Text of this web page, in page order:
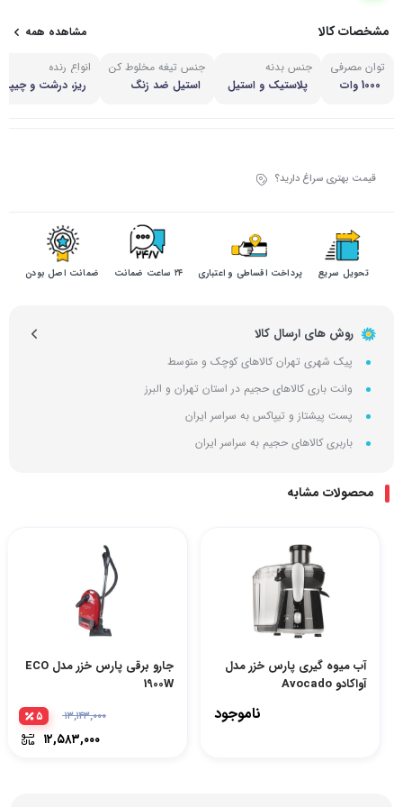
مشخصات کالا مشاهده همه
توان مصرفی
1000 وات
جنس بدنه
پلاستیک و استیل
جنس تیغه مخلوط کن
استیل ضد زنگ
انواع رنده
ریز، درشت و
قیمت بهتری سراغ دارید؟
تحویل سریع پرداخت اقساطی و اعتباری ۲۴ ساعت ضمانت ضمانت اصل بودن
روش های ارسال کالا
پیک شهری تهران کالاهای کوچک و متوسط
وانت باری کالاهای حجیم در استان تهران و البرز
پست پیشتاز و تیپاکس به سراسر ایران
باربری کالاهای حجیم به سراسر ایران
محصولات مشابه
آب میوه گیری پارس خزر مدل
آواکادو Avocado
ناموجود
جارو برقی پارس خزر مدل ECO
1900W
۱۳,۱۴۳,۰۰۰
۱۲,۵۸۳,۰۰۰
۵